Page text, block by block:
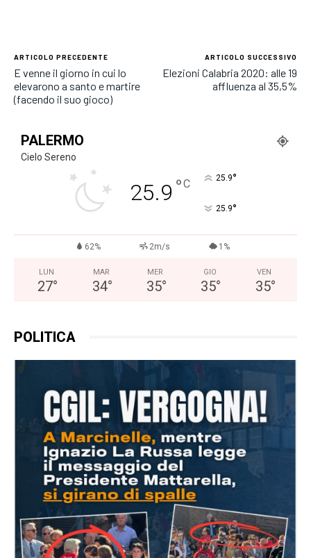
ARTICOLO PRECEDENTE
E venne il giorno in cui lo
elevarono a santo e martire
(facendo il suo gioco)
ARTICOLO SUCCESSIVO
Elezioni Calabria 2020: alle 19
affluenza al 35,5%
PALERMO
Cielo Sereno
25.9 °C 25.9°
25.9°
62% 2m/s 1%
LUN
27°
MAR
34°
MER
35°
GIO
35°
VEN
35°
POLITICA